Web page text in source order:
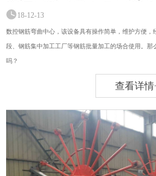
18-12-13
数控钢筋弯曲中心，该设备具有操作简单，维护方便
段、钢筋集中加工工厂等钢筋批量加工的场合使用。
吗？
查看详情